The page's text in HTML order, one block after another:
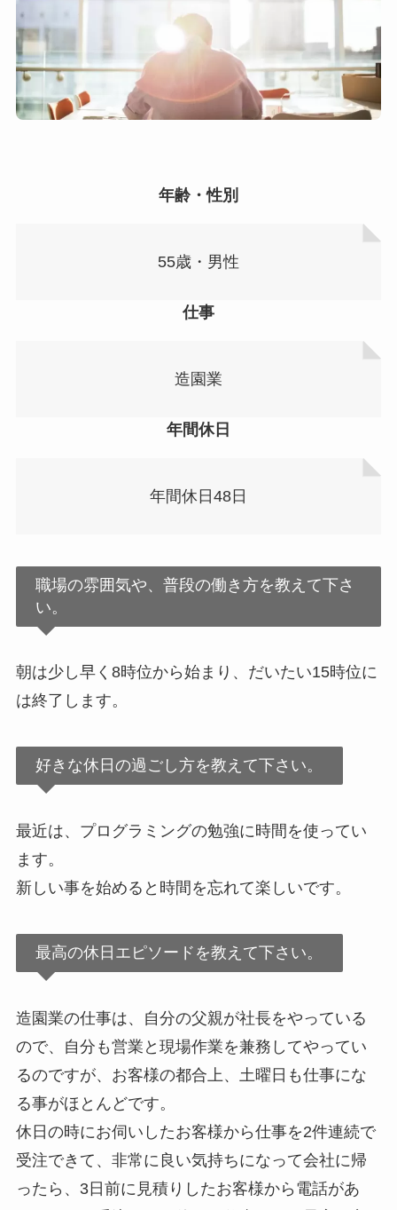
年齢・性別
55歳・男性
仕事
造園業
年間休日
年間休日48日
職場の雰囲気や、普段の働き方を教えて下さ
い。
朝は少し早く8時位から始まり、だいたい15時位に
は終了します。
好きな休日の過ごし方を教えて下さい。
最近は、プログラミングの勉強に時間を使ってい
ます。
新しい事を始めると時間を忘れて楽しいです。
最高の休日エピソードを教えて下さい。
造園業の仕事は、自分の父親が社長をやっている
ので、自分も営業と現場作業を兼務してやってい
るのですが、お客様の都合上、土曜日も仕事にな
る事がほとんどです。
休日の時にお伺いしたお客様から仕事を2件連続で
受注できて、非常に良い気持ちになって会社に帰
ったら、3日前に見積りしたお客様から電話があ